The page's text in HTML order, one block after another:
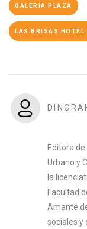
GALERÍA PLAZA
LAS BRISAS HOTEL
Editora
Urbano y
la
Facultad
Amante
sociales y